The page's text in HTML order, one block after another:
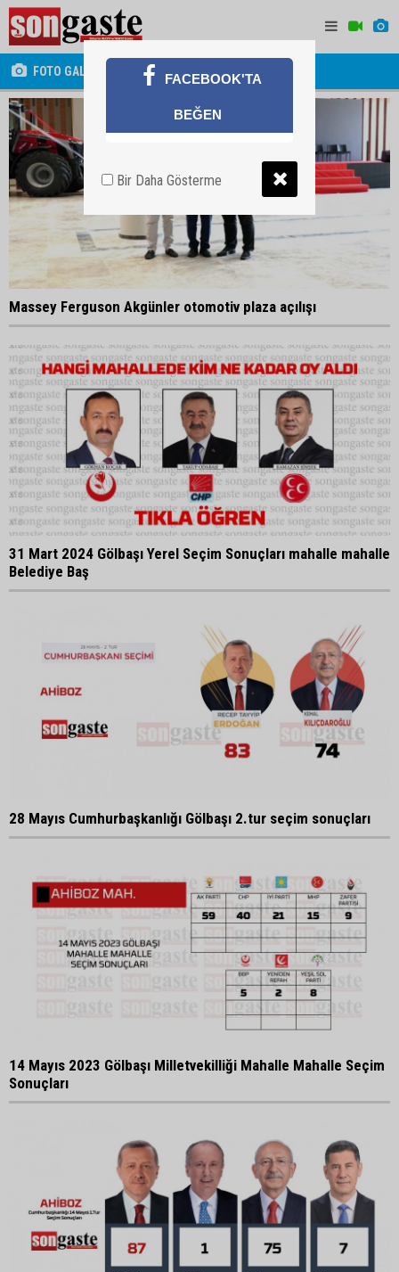
FOTO GALERİ
Massey Ferguson Akgünler otomotiv plaza açılışı
31 Mart 2024 Gölbaşı Yerel Seçim Sonuçları mahalle mahalle
Belediye Baş
28 Mayıs Cumhurbaşkanlığı Gölbaşı 2.tur seçim sonuçları
14 Mayıs 2023 Gölbaşı Milletvekilliği Mahalle Mahalle Seçim
Sonuçları
FACEBOOK'TA
BEĞEN
Bir Daha Gösterme